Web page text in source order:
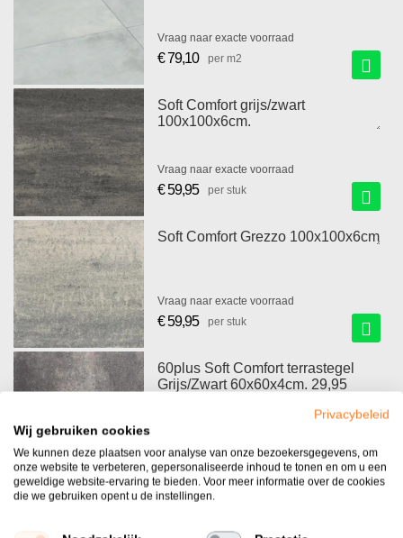
Vraag naar exacte voorraad
€ 79,10 per m2
Soft Comfort grijs/zwart
100x100x6cm.
Vraag naar exacte voorraad
€ 59,95 per stuk
Soft Comfort Grezzo 100x100x6cm
Vraag naar exacte voorraad
€ 59,95 per stuk
60plus Soft Comfort terrastegel
Grijs/Zwart 60x60x4cm. 29,95
€ 75,47 per pak
Privacybeleid
Wij gebruiken cookies
We kunnen deze plaatsen voor analyse van onze bezoekersgegevens, om
onze website te verbeteren, gepersonaliseerde inhoud te tonen en om u een
geweldige website-ervaring te bieden. Voor meer informatie over de cookies
die we gebruiken opent u de instellingen.